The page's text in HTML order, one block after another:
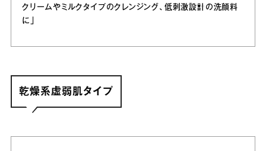
クリームやミルクタイプのクレンジング、低刺激設計の洗顔料
に」
乾燥系虚弱肌タイプ